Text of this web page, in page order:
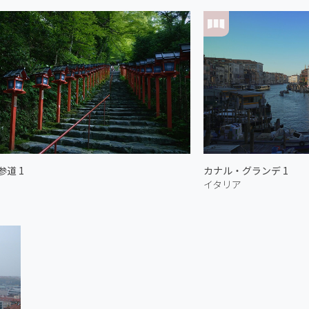
道 1
カナル・グランデ 1
イタリア